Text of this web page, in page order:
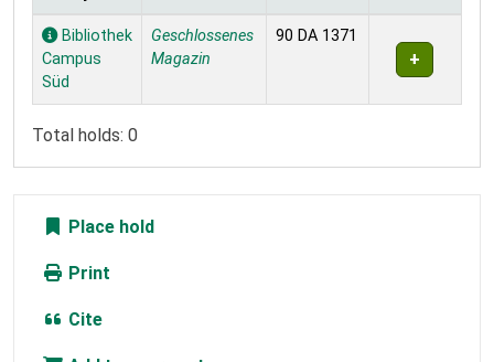
Holdings
Bibliothek
Campus
Süd
Geschlossenes
Magazin
90 DA 1371
Total holds: 0
Place hold
Print
Cite